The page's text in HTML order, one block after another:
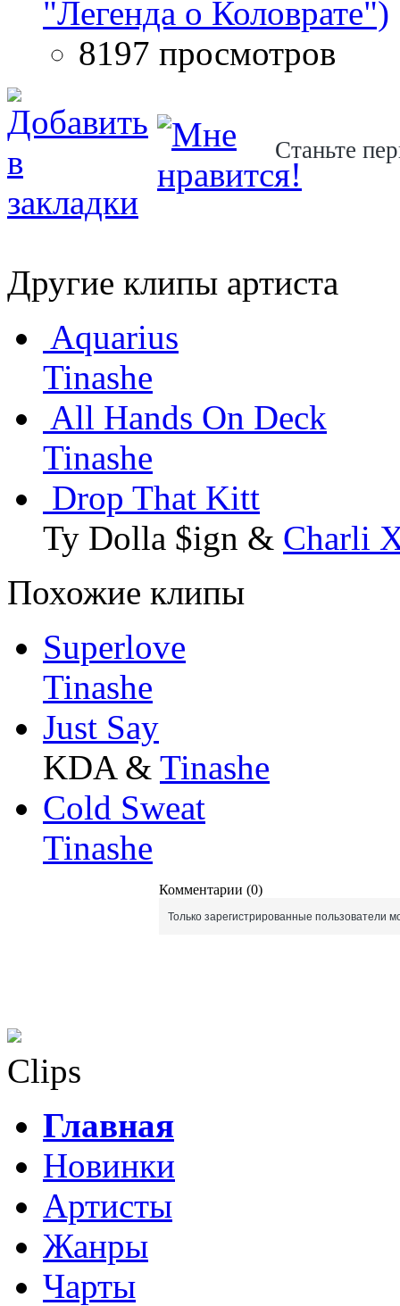
"Легенда о Коловрате")
8197 просмотров
Станьте
Другие клипы артиста
Aquarius
Tinashe
All Hands On Deck
Tinashe
Drop That Kitt
Ty Dolla $ign & Charli
Похожие клипы
Superlove
Tinashe
Just Say
KDA & Tinashe
Cold Sweat
Tinashe
Комментарии (0)
Только зарегистрированные пользователи
Clips
Главная
Новинки
Артисты
Жанры
Чарты